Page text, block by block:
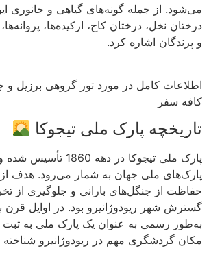
می‌شود. از جمله گونه‌های گیاهی و جانوری
درختان نخل، درختان کاج، ارکیده‌ها،
و پرندگان اشاره کرد.
اطلاعات کامل در مورد تور گروهی برزیل و
کافه سفر
تاریخچه پارک ملی تیجوکا
پارک ملی تیجوکا در دهه
پارک‌های ملی جهان به شمار می‌رود. هدف
حفاظت از جنگل‌های بارانی و جلوگیری از
گسترش شهر ریودوژانیرو بود. در اوایل قرن
به‌طور رسمی به عنوان یک پارک ملی به ثبت
مکان گردشگری مهم در ریودوژانیرو